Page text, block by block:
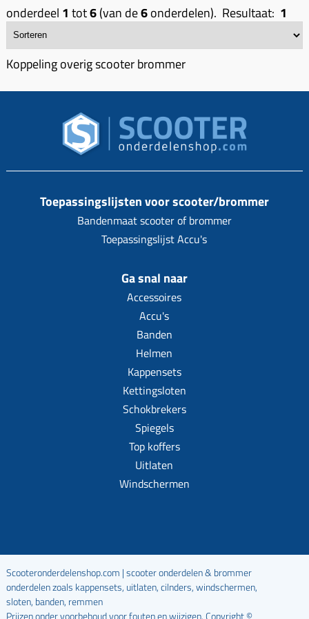
Koppeling compleet
Koppeling trekveer
Ketting / tandwiel
onderdeel 1 tot6(van de6onderdelen). Resultaat: 1
Koppeling overig scooter brommer
Toepassingslijsten voor scooter/brommer
Bandenmaat scooter of brommer
Toepassingslijst Accu's
Ga snal naar
Accessoires
Accu's
Banden
Helmen
Kappensets
Kettingsloten
Schokbrekers
Spiegels
Top koffers
Uitlaten
Windschermen
Scooteronderdelenshop.com | scooter onderdelen & brommer
onderdelen zoals kappensets, uitlaten, cilnders, windschermen,
sloten, banden, remmen
Prijzen onder voorbehoud voor fouten en wijzigen. Copyright ©